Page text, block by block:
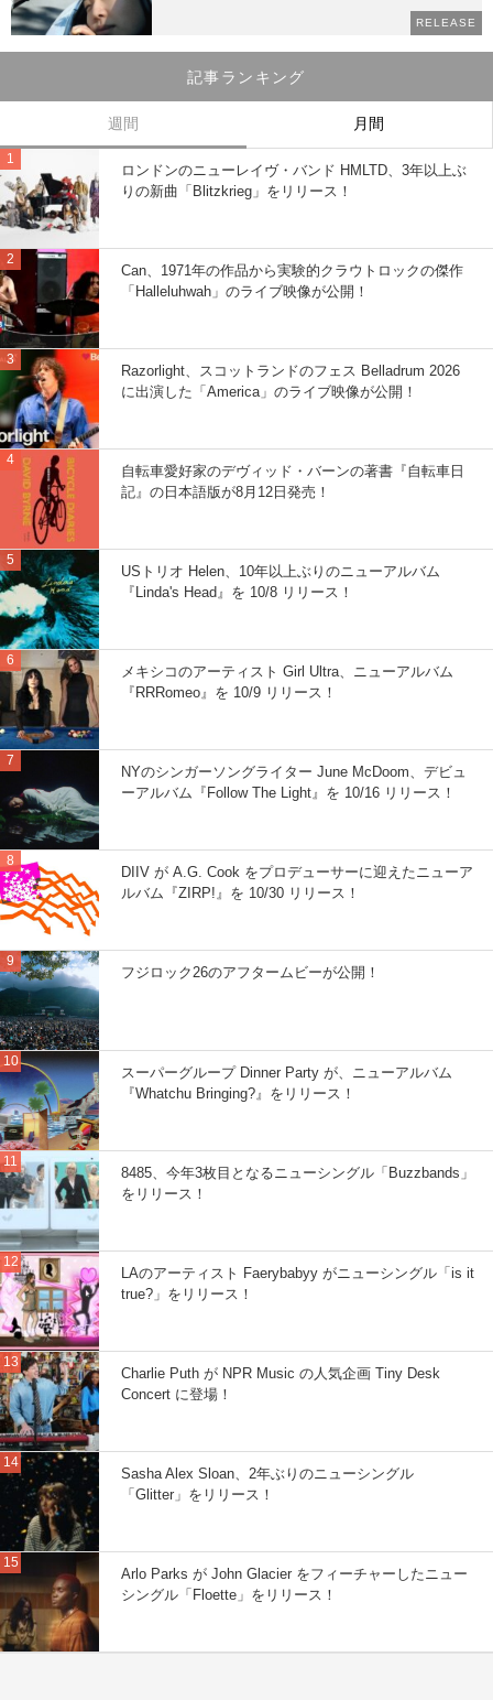
RELEASE
記事ランキング
週間 月間
ロンドンのニューレイヴ・バンド HMLTD、3年以上ぶ
りの新曲「Blitzkrieg」をリリース！
Can、1971年の作品から実験的クラウトロックの傑作
「Halleluhwah」のライブ映像が公開！
Razorlight、スコットランドのフェス Belladrum 2026
に出演した「America」のライブ映像が公開！
自転車愛好家のデヴィッド・バーンの著書『自転車日
記』の日本語版が8月12日発売！
USトリオ Helen、10年以上ぶりのニューアルバム
『Linda's Head』を 10/8 リリース！
メキシコのアーティスト Girl Ultra、ニューアルバム
『RRRomeo』を 10/9 リリース！
NYのシンガーソングライター June McDoom、デビュ
ーアルバム『Follow The Light』を 10/16 リリース！
DIIV が A.G. Cook をプロデューサーに迎えたニューア
ルバム『ZIRP!』を 10/30 リリース！
フジロック26のアフタームビーが公開！
スーパーグループ Dinner Party が、ニューアルバム
『Whatchu Bringing?』をリリース！
8485、今年3枚目となるニューシングル「Buzzbands」
をリリース！
LAのアーティスト Faerybabyy がニューシングル「is it
true?」をリリース！
Charlie Puth が NPR Music の人気企画 Tiny Desk
Concert に登場！
Sasha Alex Sloan、2年ぶりのニューシングル
「Glitter」をリリース！
Arlo Parks が John Glacier をフィーチャーしたニュー
シングル「Floette」をリリース！